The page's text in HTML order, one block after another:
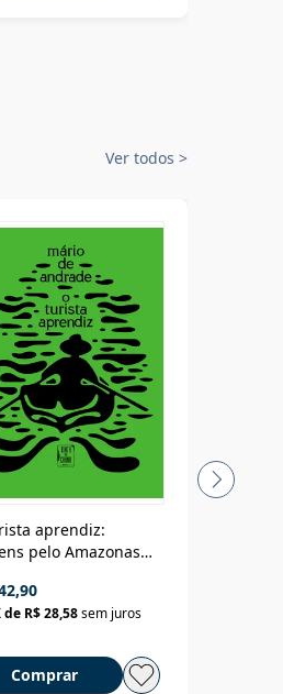
Ver todos >
aprendiz:
pelo Amazonas
Bolívia e por Marajó
chega
de R$ 28,58sem juros
Comprar